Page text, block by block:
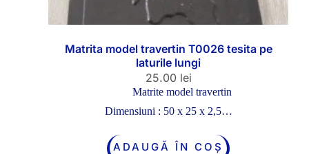
Matrita model travertin T0026 tesita pe
laturile lungi
25.00 lei
Matrite model travertin
Dimensiuni : 50 x 25 x 2,5…
ADAUGĂ ÎN COȘ